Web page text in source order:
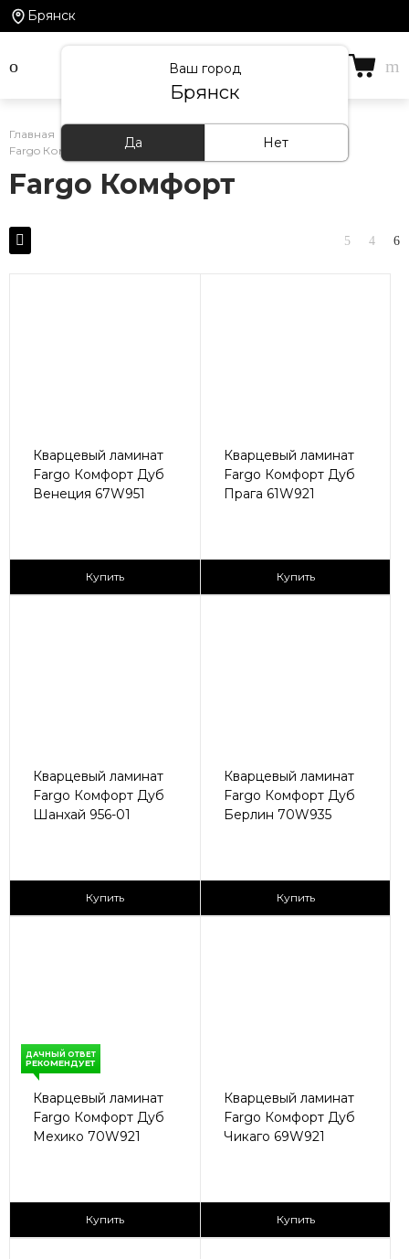
Брянск
Ваш город
Брянск
Да Нет
Главная Каталог товаров Кварцевый ламинат
Fargo Комфорт
Fargo Комфорт
Кварцевый ламинат
Fargo Комфорт Дуб
Венеция 67W951
2
Купить
Кварцевый ламинат
Fargo Комфорт Дуб
Прага 61W921
2
Купить
Кварцевый ламинат
Fargo Комфорт Дуб
Шанхай 956-01
2
Купить
Кварцевый ламинат
Fargo Комфорт Дуб
Берлин 70W935
2
Купить
ДАЧНЫЙ ОТВЕТ
РЕКОМЕНДУЕТ
Кварцевый ламинат
Fargo Комфорт Дуб
Мехико 70W921
2
Купить
Кварцевый ламинат
Fargo Комфорт Дуб
Чикаго 69W921
2
Купить